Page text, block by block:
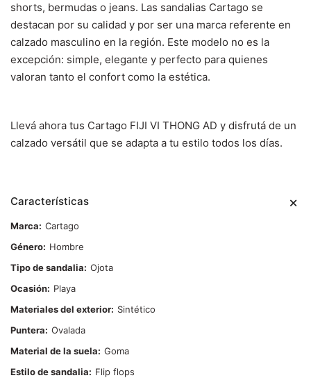
shorts, bermudas o jeans. Las sandalias Cartago se
destacan por su calidad y por ser una marca referente en
calzado masculino en la región. Este modelo no es la
excepción: simple, elegante y perfecto para quienes
valoran tanto el confort como la estética.
Llevá ahora tus Cartago FIJI VI THONG AD y disfrutá de un
calzado versátil que se adapta a tu estilo todos los días.
Características
Marca
Cartago
Género
Hombre
Tipo de sandalia
Ojota
Ocasión
Playa
Materiales del exterior
Sintético
Puntera
Ovalada
Material de la suela
Goma
Estilo de sandalia
Flip flops